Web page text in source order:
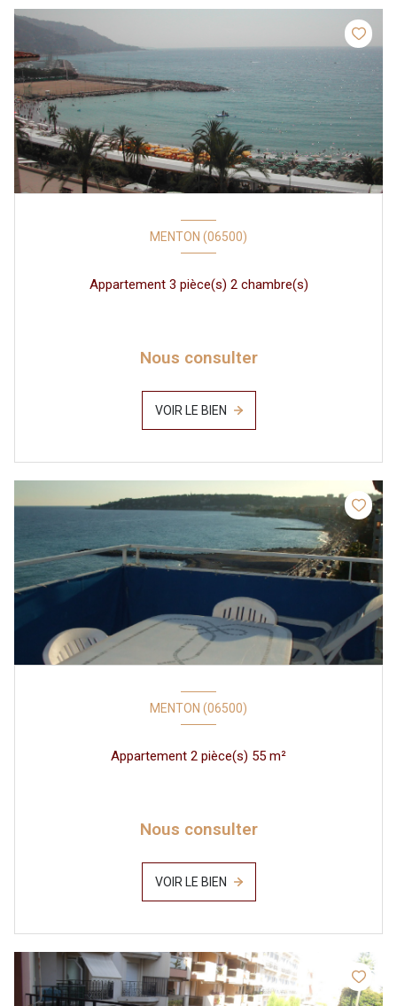
MENTON (06500)
Appartement 3 pièce(s) 2 chambre(s)
Nous consulter
VOIR LE BIEN
MENTON (06500)
Appartement 2 pièce(s) 55 m²
Nous consulter
VOIR LE BIEN